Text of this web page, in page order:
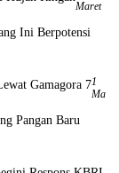
Maret
Ini Berpotensi
1
Ma
Pangan Baru